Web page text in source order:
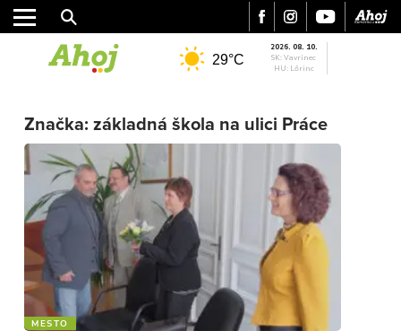
REGIÓN
KULTÚRA
FOTKY
VIDEO
MIX
29°C
2026. 08. 10.
SK: Vavrinec
HU: Lőrinc
Značka: základná škola na ulici Práce
MESTO